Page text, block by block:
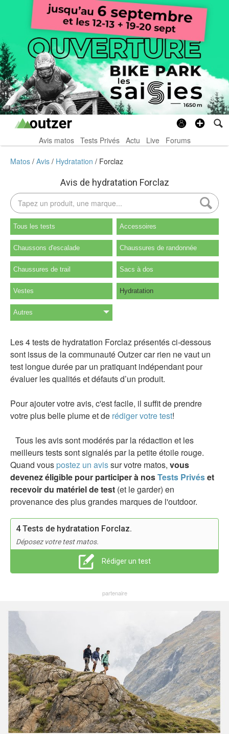
Avis matos Tests Privés Actu Live Forums
Matos Avis Hydratation Forclaz
Avis de hydratation Forclaz
Tous les tests Accessoires
Chaussons d'escalade Chaussures de randonnée
Chaussures de trail Sacs à dos
Vestes Hydratation
Autres
Les 4 tests de hydratation Forclaz présentés ci-dessous
sont issus de la communauté Outzer car rien ne vaut un
test longue durée par un pratiquant indépendant pour
évaluer les qualités et défauts d’un produit.
Pour ajouter votre avis, c'est facile, il suffit de prendre
votre plus belle plume et de rédiger votre test!
Tous les avis sont modérés par la rédaction et les
meilleurs tests sont signalés par la petite étoile rouge.
Quand vous postez un avissur votre matos, vous
devenez éligible pour participer à nosTests Privéset
recevoir du matériel de test (et le garder) en
provenance des plus grandes marques de l'outdoor.
4 Tests de hydratation Forclaz.
Déposez votre test matos.
Rédiger un test